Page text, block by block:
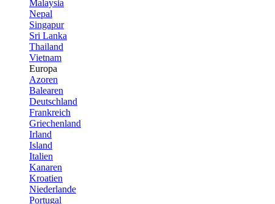
Malaysia
Nepal
Singapur
Sri Lanka
Thailand
Vietnam
Europa
Azoren
Balearen
Deutschland
Frankreich
Griechenland
Irland
Island
Italien
Kanaren
Kroatien
Niederlande
Portugal